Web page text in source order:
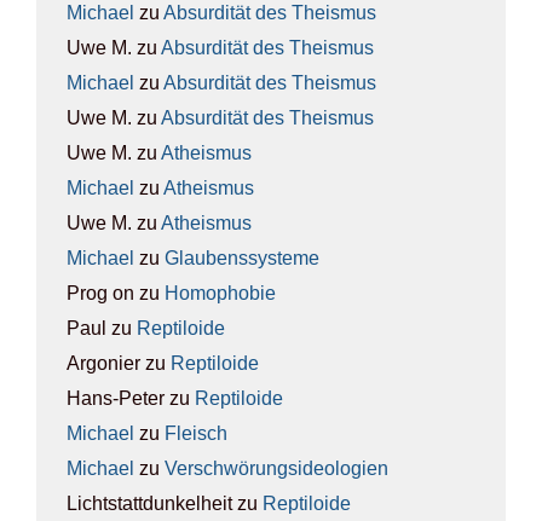
Michael zu Absur­di­tät des The­is­mus
Uwe M. zu Absur­di­tät des The­is­mus
Michael zu Absur­di­tät des The­is­mus
Uwe M. zu Absur­di­tät des The­is­mus
Uwe M. zu Athe­is­mus
Michael zu Athe­is­mus
Uwe M. zu Athe­is­mus
Michael zu Glau­bens­sys­te­me
Prog on zu Homo­pho­bie
Paul zu Rep­ti­lo­ide
Argonier zu Rep­ti­lo­ide
Hans-Peter zu Rep­ti­lo­ide
Michael zu Fleisch
Michael zu Ver­schwö­rungs­ideo­lo­gien
Lichtstattdunkelheitzu Rep­ti­lo­ide